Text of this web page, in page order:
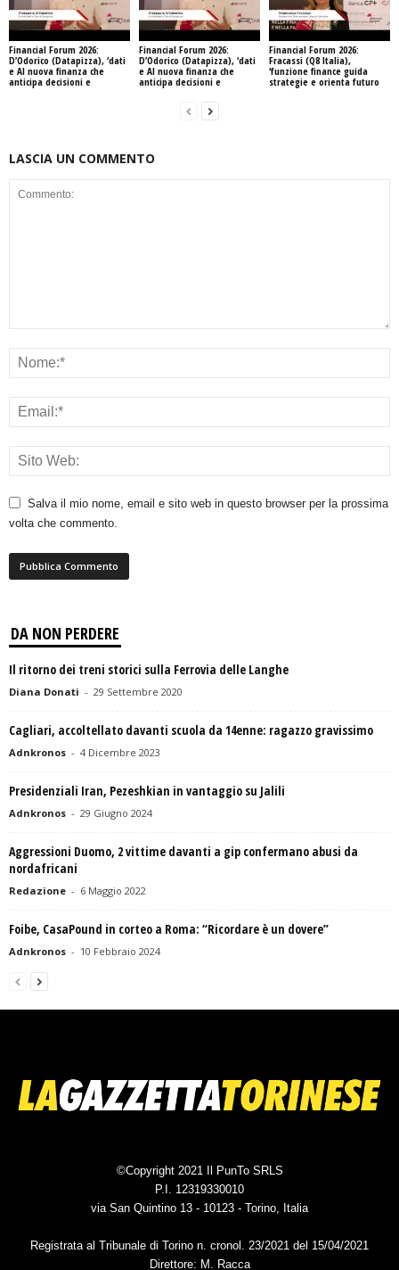
Financial Forum 2026:
D’Odorico (Datapizza), ‘dati
e AI nuova finanza che
anticipa decisioni e
Financial Forum 2026:
D’Odorico (Datapizza), ‘dati
e AI nuova finanza che
anticipa decisioni e
Financial Forum 2026:
Fracassi (Q8 Italia),
‘funzione finance guida
strategie e orienta futuro
LASCIA UN COMMENTO
Salva il mio nome, email e sito web in questo browser per la prossima
volta che commento.
DA NON PERDERE
Il ritorno dei treni storici sulla Ferrovia delle Langhe
Diana Donati - 29 Settembre 2020
Cagliari, accoltellato davanti scuola da 14enne: ragazzo gravissimo
Adnkronos - 4 Dicembre 2023
Presidenziali Iran, Pezeshkian in vantaggio su Jalili
Adnkronos - 29 Giugno 2024
Aggressioni Duomo, 2 vittime davanti a gip confermano abusi da
nordafricani
Redazione - 6 Maggio 2022
Foibe, CasaPound in corteo a Roma: “Ricordare è un dovere”
Adnkronos - 10 Febbraio 2024
©Copyright 2021 Il PunTo SRLS
P.I. 12319330010
via San Quintino 13 - 10123 - Torino, Italia
Registrata al Tribunale di Torino n. cronol. 23/2021 del 15/04/2021
Direttore: M. Racca